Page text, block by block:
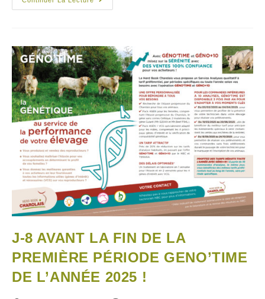
J-8 AVANT LA FIN DE LA
PREMIÈRE PÉRIODE GENO’TIME
DE L’ANNÉE 2025 !